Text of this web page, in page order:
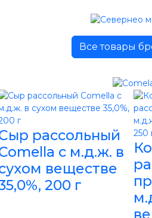
Все товары
рассольный
с м.д.ж. в
веществе
200 г